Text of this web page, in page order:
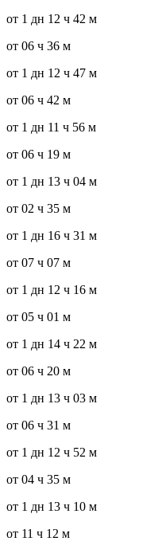
от 1 дн 12 ч 42 м
от 06 ч 36 м
от 1 дн 12 ч 47 м
от 06 ч 42 м
от 1 дн 11 ч 56 м
от 06 ч 19 м
от 1 дн 13 ч 04 м
от 02 ч 35 м
от 1 дн 16 ч 31 м
от 07 ч 07 м
от 1 дн 12 ч 16 м
от 05 ч 01 м
от 1 дн 14 ч 22 м
от 06 ч 20 м
от 1 дн 13 ч 03 м
от 06 ч 31 м
от 1 дн 12 ч 52 м
от 04 ч 35 м
от 1 дн 13 ч 10 м
от 11 ч 12 м